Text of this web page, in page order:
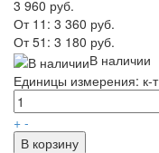
3 960 руб.
От 11: 3 360 руб.
От 51: 3 180 руб.
В наличии
Единицы измерения: к-т
+ -
В корзину